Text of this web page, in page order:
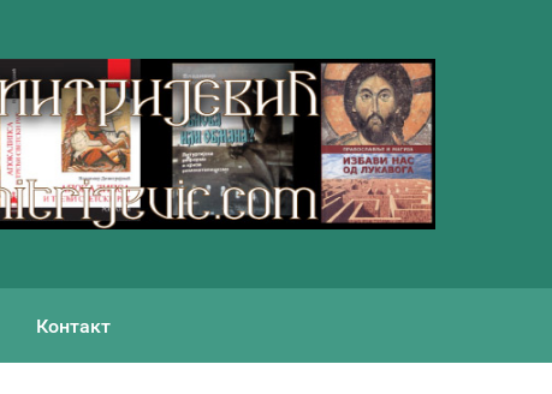
Контакт